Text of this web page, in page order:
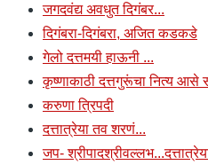
जगदवंद्य अवधुत दिगंबर...
दिगंबरा-दिगंबरा, अजित कडकडे
गेलो दत्तमयी हाऊनी ...
कृष्णाकाठी दत्तगुरूंचा नित्य आसे
करुणा त्रिपदी
दत्तात्रेया तव शरणं...
जप-